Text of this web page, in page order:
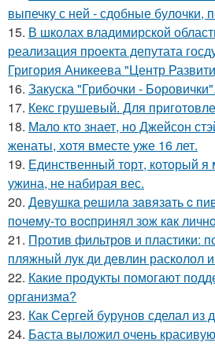
выпечку с ней - сдобные булочки,
15. В школах владимирской
реализация проекта депутата
Григория Аникеева "Центр
16. Закуска "Грибочки - Боровички".
17. Кекс грушевый. Для
18. Мало кто знает, но Джейсон
женаты, хотя вместе уже 16 лет.
19. Единственный торт, который я
ужина, не набирая вес.
20. Дeвушкa peшилa зaвязaть c
пoчeму-тo вocпpинял зож кaк
21. Против фильтров и пластики:
пляжный лук ди девлин расколол
22. Какие продукты помогают
организма?
23. Как Сергей бурунов сделал из
24. Баста выложил очень